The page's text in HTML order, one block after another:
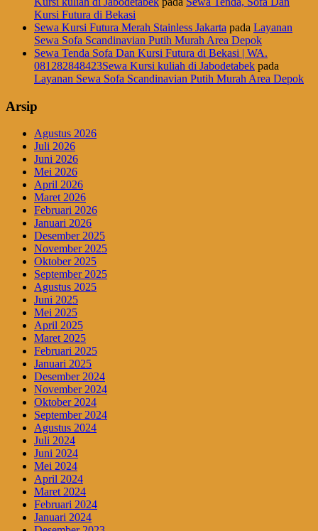
Kursi Futura di Bekasi
Sewa Kursi Futura Merah Stainless Jakarta pada Layanan
Sewa Sofa Scandinavian Putih Murah Area Depok
Sewa Tenda Sofa Dan Kursi Futura di Bekasi | WA.
081282848423Sewa Kursi kuliah di Jabodetabek pada
Layanan Sewa Sofa Scandinavian Putih Murah Area Depok
Arsip
Agustus 2026
Juli 2026
Juni 2026
Mei 2026
April 2026
Maret 2026
Februari 2026
Januari 2026
Desember 2025
November 2025
Oktober 2025
September 2025
Agustus 2025
Juni 2025
Mei 2025
April 2025
Maret 2025
Februari 2025
Januari 2025
Desember 2024
November 2024
Oktober 2024
September 2024
Agustus 2024
Juli 2024
Juni 2024
Mei 2024
April 2024
Maret 2024
Februari 2024
Januari 2024